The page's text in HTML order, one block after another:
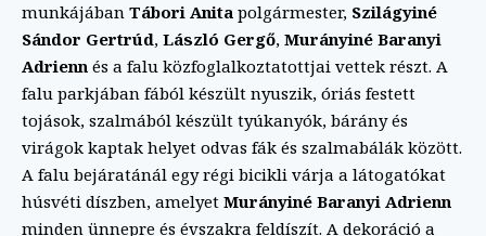
munkájában Tábori Anita polgármester, Szilágyiné
Sándor Gertrúd, László Gergő, Murányiné Baranyi
Adrienn és a falu közfoglalkoztatottjai vettek részt. A
falu parkjában fából készült nyuszik, óriás festett
tojások, szalmából készült tyúkanyók, bárány és
virágok kaptak helyet odvas fák és szalmabálák között.
A falu bejáratánál egy régi bicikli várja a látogatókat
húsvéti díszben, amelyet Murányiné Baranyi Adrienn
minden ünnepre és évszakra feldíszít. A dekoráció a